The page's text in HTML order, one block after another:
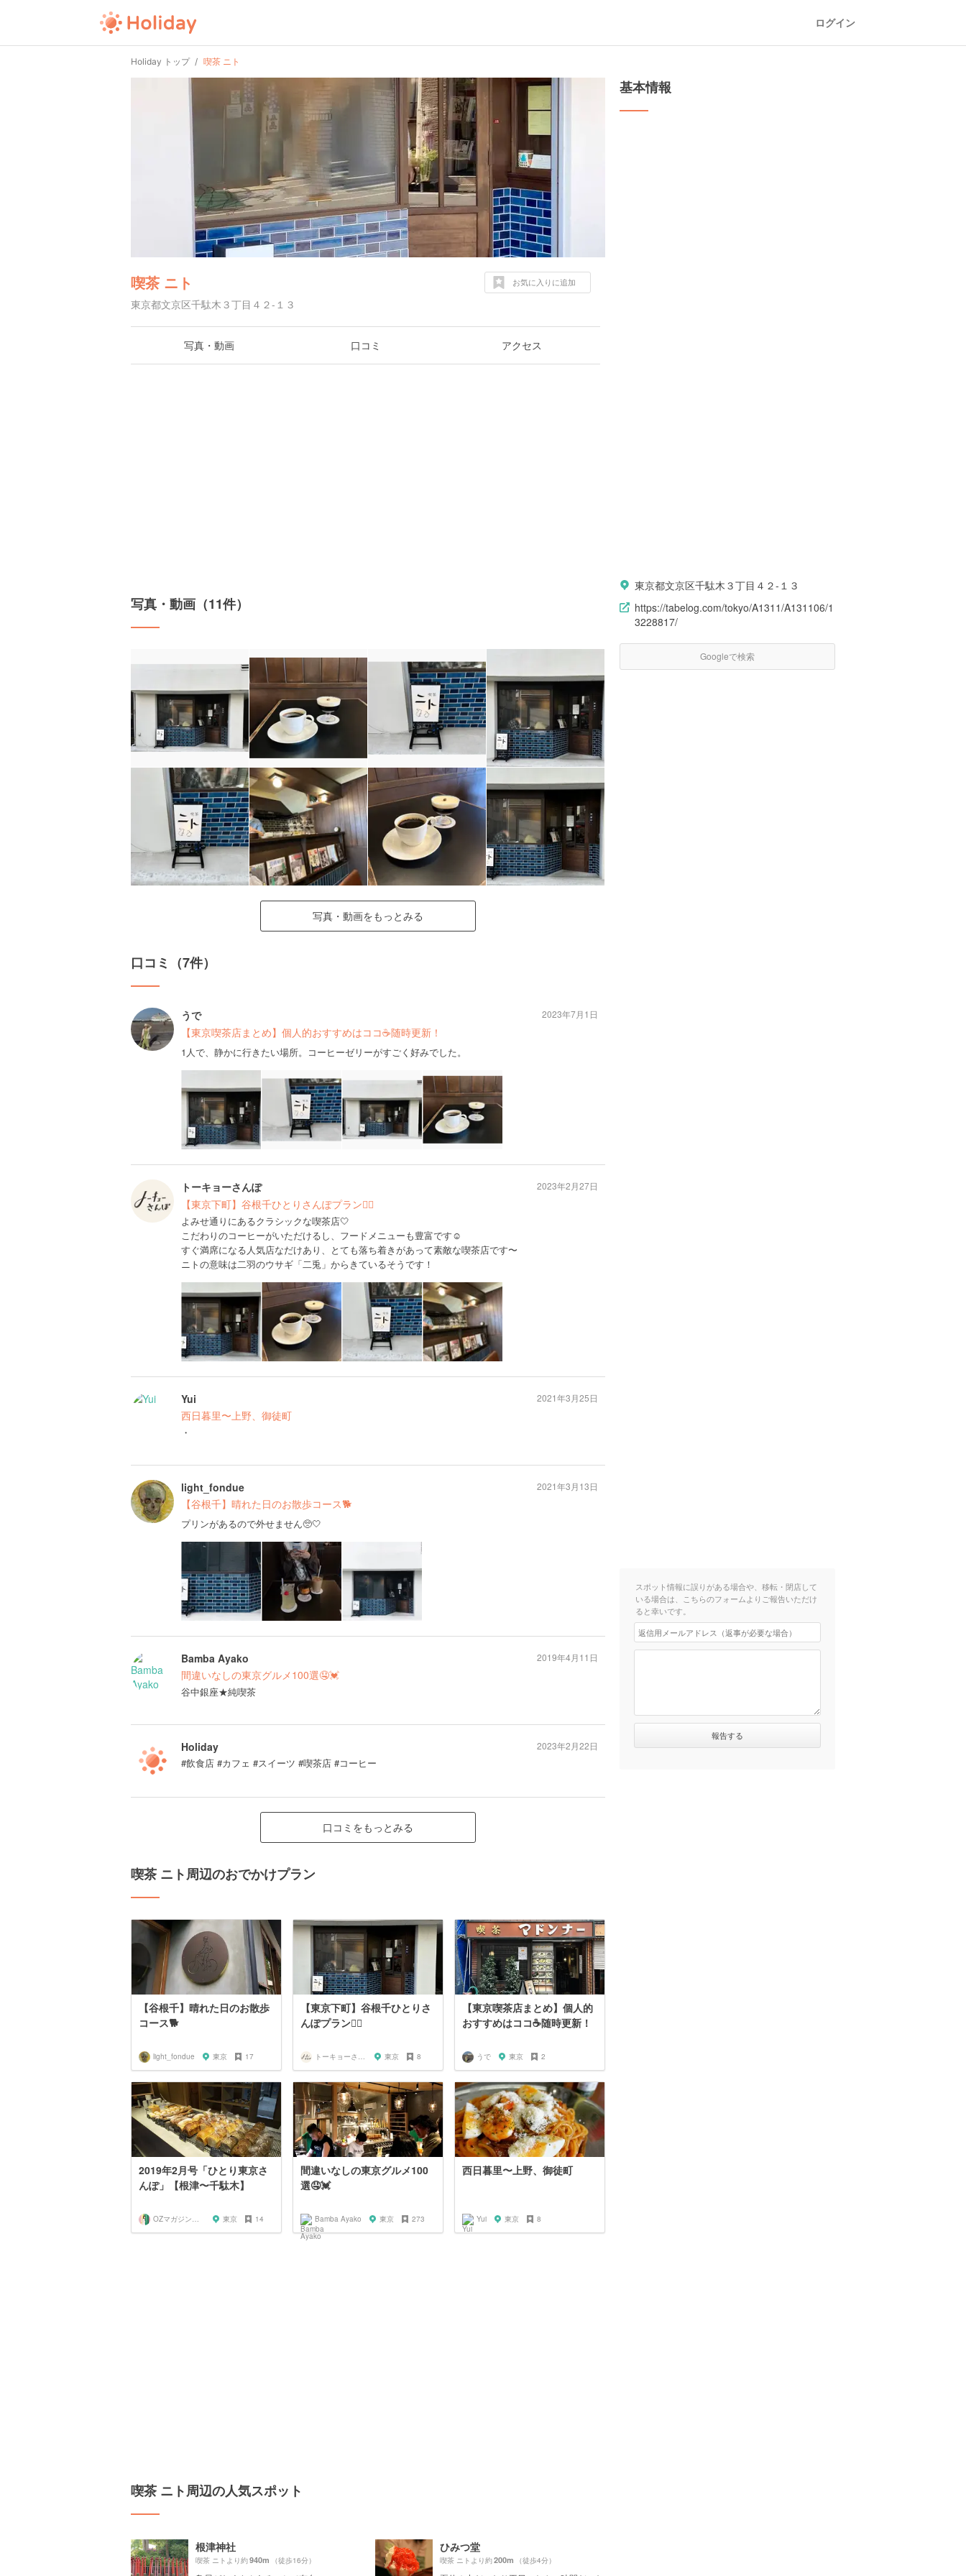
ログイン
Holiday トップ 喫茶 ニト
喫茶 ニト
東京都文京区千駄木３丁目４２-１３
お気に入りに追加
写真・動画 口コミ アクセス
写真・動画（11件）
写真・動画をもっとみる
口コミ（7件）
うで
【東京喫茶店まとめ】個人的おすすめはココ☕️随時更新！
1人で、静かに行きたい場所。コーヒーゼリーがすごく好みでした。
2023年7月1日
トーキョーさんぽ
【東京下町】谷根千ひとりさんぽプラン🚶‍♀️
よみせ通りにあるクラシックな喫茶店🤍
こだわりのコーヒーがいただけるし、フードメニューも豊富です☺️
すぐ満席になる人気店なだけあり、とても落ち着きがあって素敵な喫茶店です〜
ニトの意味は二羽のウサギ「二兎」からきているそうです！
2023年2月27日
Yui
西日暮里〜上野、御徒町
・
2021年3月25日
light_fondue
【谷根千】晴れた日のお散歩コース🐕
プリンがあるので外せません🥺🤍
2021年3月13日
Bamba Ayako
間違いなしの東京グルメ100選🤤💓
谷中銀座★純喫茶
2019年4月11日
Holiday
#飲食店 #カフェ #スイーツ #喫茶店 #コーヒー
2023年2月22日
口コミをもっとみる
喫茶 ニト周辺のおでかけプラン
【谷根千】晴れた日のお散歩
コース🐕
light_fondue 東京 17
【東京下町】谷根千ひとりさ
んぽプラン🚶‍♀️
トーキョーさんぽ 東京 8
【東京喫茶店まとめ】個人的
おすすめはココ☕️随時更新！
うで 東京 2
2019年2月号「ひとり東京さ
んぽ」【根津〜千駄木】
OZマガジンに掲載されたお店 東京 14
間違いなしの東京グルメ100
選🤤💓
Bamba Ayako 東京 273
西日暮里〜上野、御徒町
Yui 東京 8
喫茶 ニト周辺の人気スポット
根津神社
喫茶 ニトより約940m （徒歩16分）
ひみつ堂
喫茶 ニトより約200m （徒歩4分）
基本情報
東京都文京区千駄木３丁目４２-１３
https://tabelog.com/tokyo/A1311/A131106/1
3228817/
Googleで検索
スポット情報に誤りがある場合や、移転・閉店して
いる場合は、こちらのフォームよりご報告いただけ
ると幸いです。